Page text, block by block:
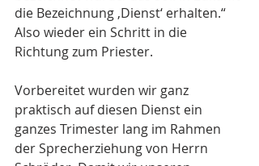
die Bezeichnung ‚Dienst‘ erhalten.“
Also wieder ein Schritt in die
Richtung zum Priester.
Vorbereitet wurden wir ganz
praktisch auf diesen Dienst ein
ganzes Trimester lang im Rahmen
der Sprecherziehung von Herrn